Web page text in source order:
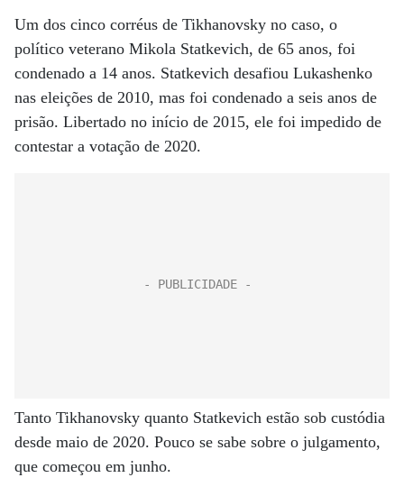
Um dos cinco corréus de Tikhanovsky no caso, o
político veterano Mikola Statkevich, de 65 anos, foi
condenado a 14 anos. Statkevich desafiou Lukashenko
nas eleições de 2010, mas foi condenado a seis anos de
prisão. Libertado no início de 2015, ele foi impedido de
contestar a votação de 2020.
Tanto Tikhanovsky quanto Statkevich estão sob custódia
desde maio de 2020. Pouco se sabe sobre o julgamento,
que começou em junho.